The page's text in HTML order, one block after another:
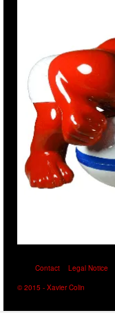
Contact
Legal Notice
© 2015 - Xavier Colin